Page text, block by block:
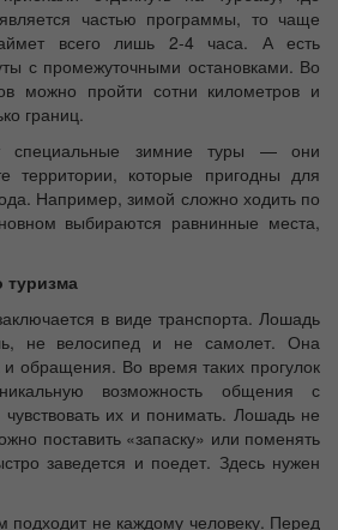
частью программы, то чаще
всего лишь 2-4 часа. А есть
с промежуточными остановками. Во
можно пройти сотни километров и
границ.
специальные зимние туры — они
территории, которые пригодны для
Например, зимой сложно ходить по
выбираются равнинные места,
туризма
в виде транспорта. Лошадь
не велосипед и не самолет. Она
и обращения. Во время таких прогулок
возможность общения с
их и понимать. Лошадь не
поставить «запаску» или поменять
заведется и поедет. Здесь нужен
подходит не каждому человеку. Перед